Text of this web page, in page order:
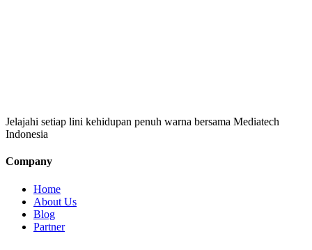
Jelajahi setiap lini kehidupan penuh warna bersama Mediatech
Indonesia
Company
Home
About Us
Blog
Partner